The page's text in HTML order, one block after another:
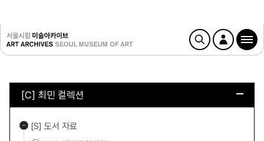
[C] 최민 컬렉션
[S] 도서 자료